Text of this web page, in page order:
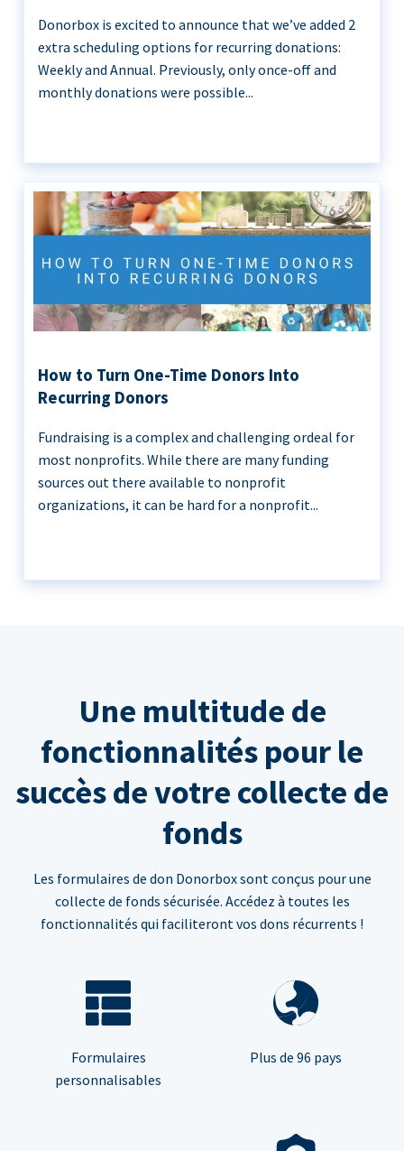
Donorbox is excited to announce that we’ve added 2
extra scheduling options for recurring donations:
Weekly and Annual. Previously, only once-off and
monthly donations were possible...
How to Turn One-Time Donors Into
Recurring Donors
Fundraising is a complex and challenging ordeal for
most nonprofits. While there are many funding
sources out there available to nonprofit
organizations, it can be hard for a nonprofit...
Une multitude de
fonctionnalités pour le
succès de votre collecte de
fonds
Les formulaires de don Donorbox sont conçus pour une
collecte de fonds sécurisée. Accédez à toutes les
fonctionnalités qui faciliteront vos dons récurrents !
Formulaires
personnalisables
Plus de 96 pays